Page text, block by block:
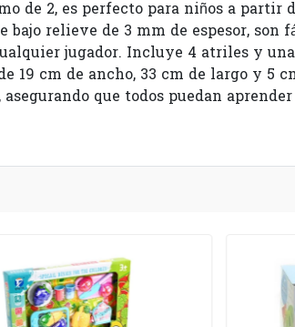
de 2, es perfecto para niños a partir
relieve de 3 mm de espesor, son
jugador. Incluye 4 atriles y
19 cm de ancho, 33 cm de largo y 5
que todos puedan